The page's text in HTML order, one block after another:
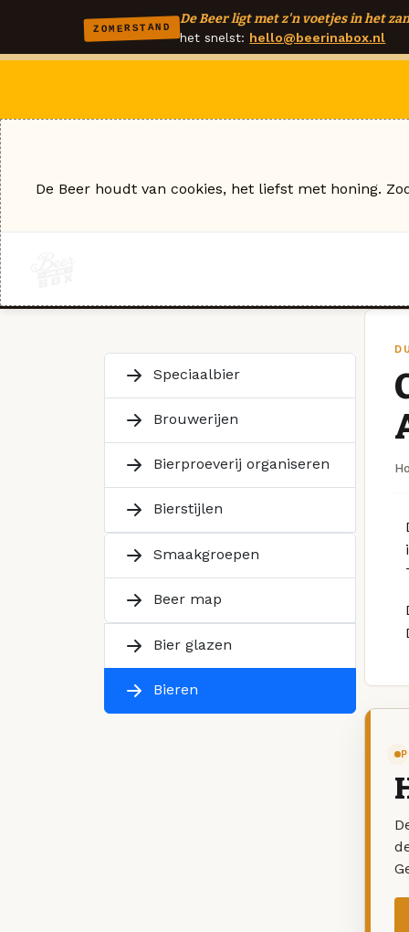
ZOMERSTAND
De Beer ligt met z'n voetjes in het
het snelst: hello@beerinabox.nl
Speciaalbier
Brouwerijen
Bierproeverij organiseren
Bierstijlen
Smaakgroepen
Beer map
Bier glazen
Bieren
De Beer houdt van cookies, het liefst met honing.